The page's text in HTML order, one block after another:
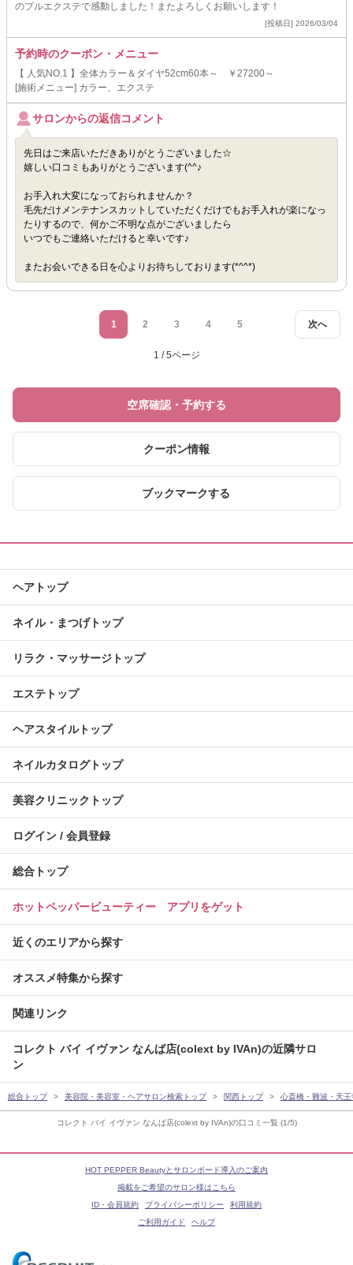
コレクト バイ イヴァン なんば店(colext by IVAn)の口コミ一覧 (1/5)
のプルエクステで感動しました！またよろしくお願いします！
[投稿日] 2026/03/04
予約時のクーポン・メニュー
【 人気NO.1 】全体カラー＆ダイヤ52cm60本～ ￥27200～
[施術メニュー] カラー、エクステ
サロンからの返信コメント
先日はご来店いただきありがとうございました☆
嬉しい口コミもありがとうございます(^^♪
お手入れ大変になっておられませんか？
毛先だけメンテナンスカットしていただくだけでもお手入れが楽になっ
たりするので、何かご不明な点がございましたら
いつでもご連絡いただけると幸いです♪
またお会いできる日を心よりお待ちしております(*^^*)
次へ
1 2 3 4 5
1 / 5ページ
空席確認・予約する
クーポン情報
ブックマークする
ヘアトップ
ネイル・まつげトップ
リラク・マッサージトップ
エステトップ
ヘアスタイルトップ
ネイルカタログトップ
美容クリニックトップ
ログイン / 会員登録
総合トップ
ホットペッパービューティー アプリをゲット
近くのエリアから探す
オススメ特集から探す
関連リンク
コレクト バイ イヴァン なんば店(colext by IVAn)の近隣サロ
ン
総合トップ 美容院・美容室・ヘアサロン検索トップ 関西トップ 心斎橋・難波・天
HOT PEPPER Beautyとサロンボード導入のご案内
掲載をご希望のサロン様はこちら
ID・会員規約
プライバシーポリシー
利用規約
ご利用ガイド
ヘルプ